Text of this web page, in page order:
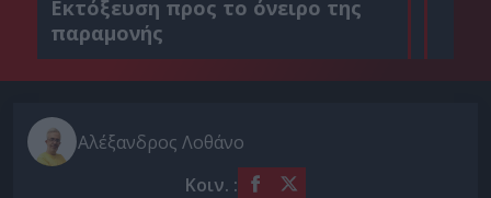
Εκτόξευση προς το όνειρο της
παραμονής
Αλέξανδρος Λοθάνο
Κοιν. :